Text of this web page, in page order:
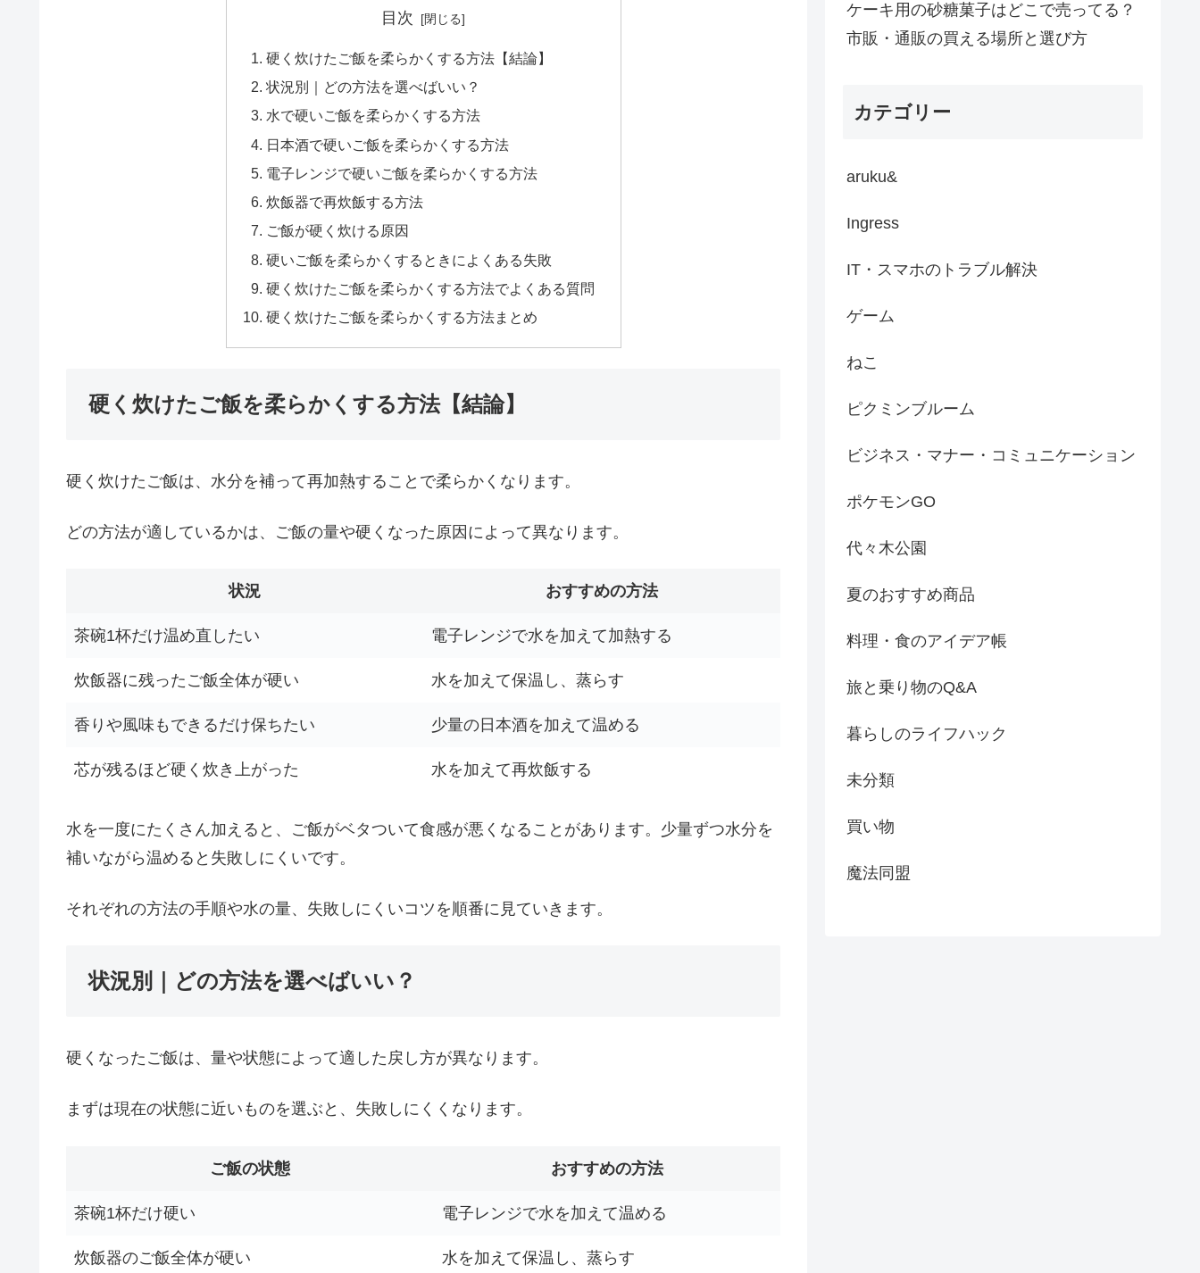
目次
硬く炊けたご飯を柔らかくする方法【結論】
状況別｜どの方法を選べばいい？
水で硬いご飯を柔らかくする方法
日本酒で硬いご飯を柔らかくする方法
電子レンジで硬いご飯を柔らかくする方法
炊飯器で再炊飯する方法
ご飯が硬く炊ける原因
硬いご飯を柔らかくするときによくある失敗
硬く炊けたご飯を柔らかくする方法でよくある質問
硬く炊けたご飯を柔らかくする方法まとめ
硬く炊けたご飯を柔らかくする方法【結論】
硬く炊けたご飯は、水分を補って再加熱することで柔らかくなります。
どの方法が適しているかは、ご飯の量や硬くなった原因によって異なります。
状況 おすすめの方法
茶碗1杯だけ温め直したい 電子レンジで水を加えて加熱する
炊飯器に残ったご飯全体が硬い 水を加えて保温し、蒸らす
香りや風味もできるだけ保ちたい 少量の日本酒を加えて温める
芯が残るほど硬く炊き上がった 水を加えて再炊飯する
水を一度にたくさん加えると、ご飯がベタついて食感が悪くなることがあります。少量ずつ水分を
補いながら温めると失敗しにくいです。
それぞれの方法の手順や水の量、失敗しにくいコツを順番に見ていきます。
状況別｜どの方法を選べばいい？
硬くなったご飯は、量や状態によって適した戻し方が異なります。
まずは現在の状態に近いものを選ぶと、失敗しにくくなります。
ご飯の状態 おすすめの方法
茶碗1杯だけ硬い 電子レンジで水を加えて温める
炊飯器のご飯全体が硬い 水を加えて保温し、蒸らす
ケーキ用の砂糖菓子はどこで売ってる？
市販・通販の買える場所と選び方
カテゴリー
aruku&
Ingress
IT・スマホのトラブル解決
ゲーム
ねこ
ピクミンブルーム
ビジネス・マナー・コミュニケーション
ポケモンGO
代々木公園
夏のおすすめ商品
料理・食のアイデア帳
旅と乗り物のQ&A
暮らしのライフハック
未分類
買い物
魔法同盟